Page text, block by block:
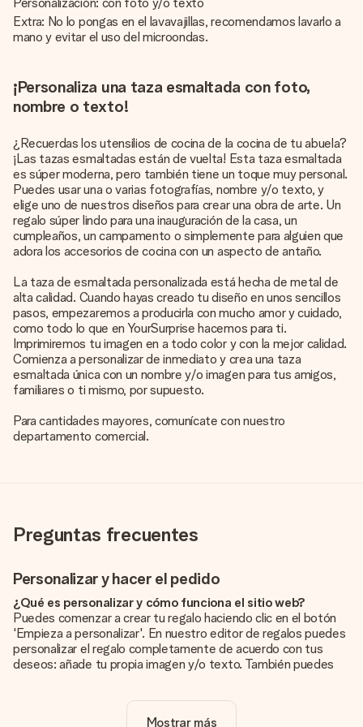
Extra: No lo pongas en el lavavajillas, recomendamos lavarlo a
mano y evitar el uso del microondas.
¡Personaliza una taza esmaltada con foto,
nombre o texto!
¿Recuerdas los utensilios de cocina de la cocina de tu abuela?
¡Las tazas esmaltadas están de vuelta! Esta taza esmaltada
es súper moderna, pero también tiene un toque muy personal.
Puedes usar una o varias fotografías, nombre y/o texto, y
elige uno de nuestros diseños para crear una obra de arte. Un
regalo súper lindo para una inauguración de la casa, un
cumpleaños, un campamento o simplemente para alguien que
adora los accesorios de cocina con un aspecto de antaño.
La taza de esmaltada personalizada está hecha de metal de
alta calidad. Cuando hayas creado tu diseño en unos sencillos
pasos, empezaremos a producirla con mucho amor y cuidado,
como todo lo que en YourSurprise hacemos para ti.
Imprimiremos tu imagen en a todo color y con la mejor calidad.
Comienza a personalizar de inmediato y crea una taza
esmaltada única con un nombre y/o imagen para tus amigos,
familiares o ti mismo, por supuesto.
Para cantidades mayores, comunícate con nuestro
departamento comercial.
Preguntas frecuentes
Personalizar y hacer el pedido
¿Qué es personalizar y cómo funciona el sitio web?
Puedes comenzar a crear tu regalo haciendo clic en el botón
'Empieza a personalizar'. En nuestro editor de regalos puedes
personalizar el regalo completamente de acuerdo con tus
deseos: añade tu propia imagen y/o texto. También puedes
Mostrar más